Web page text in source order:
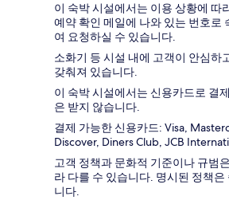
이 숙박 시설에서는 이용 상황에 따
예약 확인 메일에 나와 있는 번호로
여 요청하실 수 있습니다.
소화기 등 시설 내에 고객이 안심하
갖춰져 있습니다.
이 숙박 시설에서는 신용카드로 결
은 받지 않습니다.
결제 가능한 신용카드: Visa,
Discover, Diners Club, JCB
고객 정책과 문화적 기준이나 규범
라 다를 수 있습니다. 명시된 정책
니다.